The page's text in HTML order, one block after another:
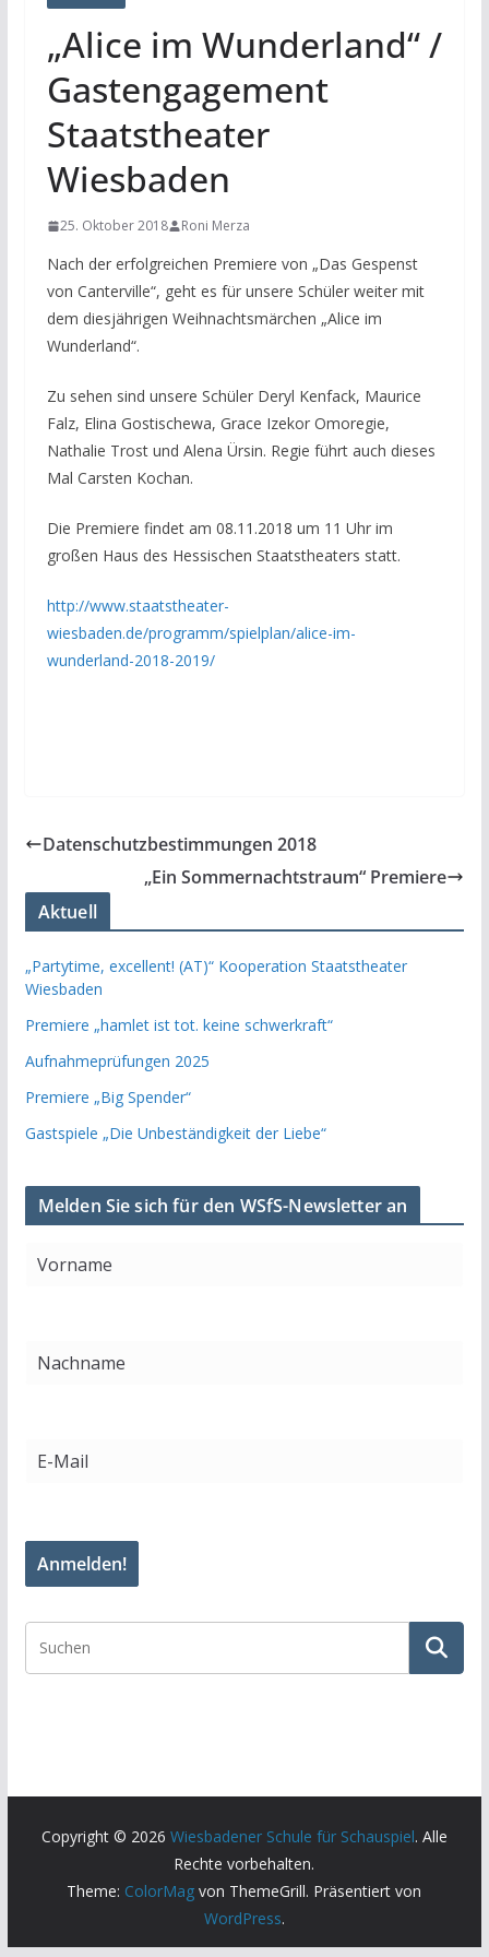
„Alice im Wunderland“ /
Gastengagement
Staatstheater
Wiesbaden
25. Oktober 2018 Roni Merza
Nach der erfolgreichen Premiere von „Das Gespenst
von Canterville“, geht es für unsere Schüler weiter mit
dem diesjährigen Weihnachtsmärchen „Alice im
Wunderland“.
Zu sehen sind unsere Schüler Deryl Kenfack, Maurice
Falz, Elina Gostischewa, Grace Izekor Omoregie,
Nathalie Trost und Alena Ürsin. Regie führt auch dieses
Mal Carsten Kochan.
Die Premiere findet am 08.11.2018 um 11 Uhr im
großen Haus des Hessischen Staatstheaters statt.
http://www.staatstheater-
wiesbaden.de/programm/spielplan/alice-im-
wunderland-2018-2019/
Datenschutzbestimmungen 2018
„Ein Sommernachtstraum“ Premiere
Aktuell
„Partytime, excellent! (AT)“ Kooperation Staatstheater
Wiesbaden
Premiere „hamlet ist tot. keine schwerkraft“
Aufnahmeprüfungen 2025
Premiere „Big Spender“
Gastspiele „Die Unbeständigkeit der Liebe“
Melden Sie sich für den WSfS-Newsletter an
Copyright © 2026 Wiesbadener Schule für Schauspiel. Alle
Rechte vorbehalten.
Theme: ColorMag von ThemeGrill. Präsentiert von
WordPress.